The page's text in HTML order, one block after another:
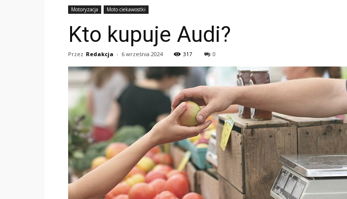
Motoryzacja Moto ciekawostki
Kto kupuje Audi?
Przez Redakcja - 6 września 2024 317 0